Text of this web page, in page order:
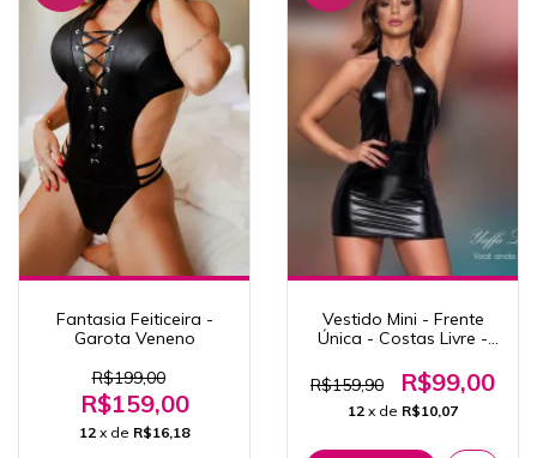
Fantasia Feiticeira -
Garota Veneno
R$199,00
R$159,00
12 x de R$16,18
Vestido Mini - Frente
Única - Costas Livre -
R$159,90
R$99,00
12 x de R$10,07